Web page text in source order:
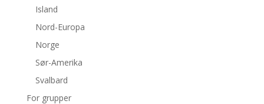
Island
Nord-Europa
Norge
Sør-Amerika
Svalbard
For grupper